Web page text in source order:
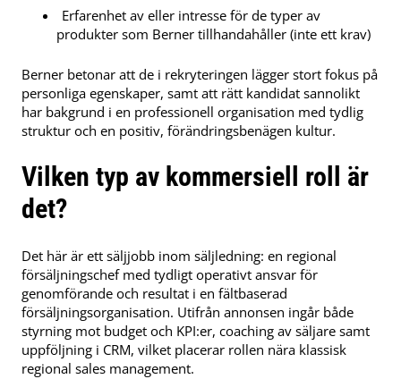
Erfarenhet av eller intresse för de typer av
produkter som Berner tillhandahåller (inte ett krav)
Berner betonar att de i rekryteringen lägger stort fokus på
personliga egenskaper, samt att rätt kandidat sannolikt
har bakgrund i en professionell organisation med tydlig
struktur och en positiv, förändringsbenägen kultur.
Vilken typ av kommersiell roll är
det?
Det här är ett säljjobb inom säljledning: en regional
försäljningschef med tydligt operativt ansvar för
genomförande och resultat i en fältbaserad
försäljningsorganisation. Utifrån annonsen ingår både
styrning mot budget och KPI:er, coaching av säljare samt
uppföljning i CRM, vilket placerar rollen nära klassisk
regional sales management.